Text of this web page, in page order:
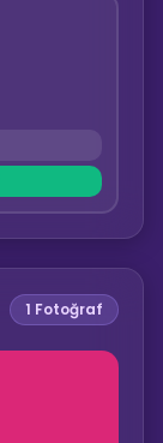
1 Fotoğraf